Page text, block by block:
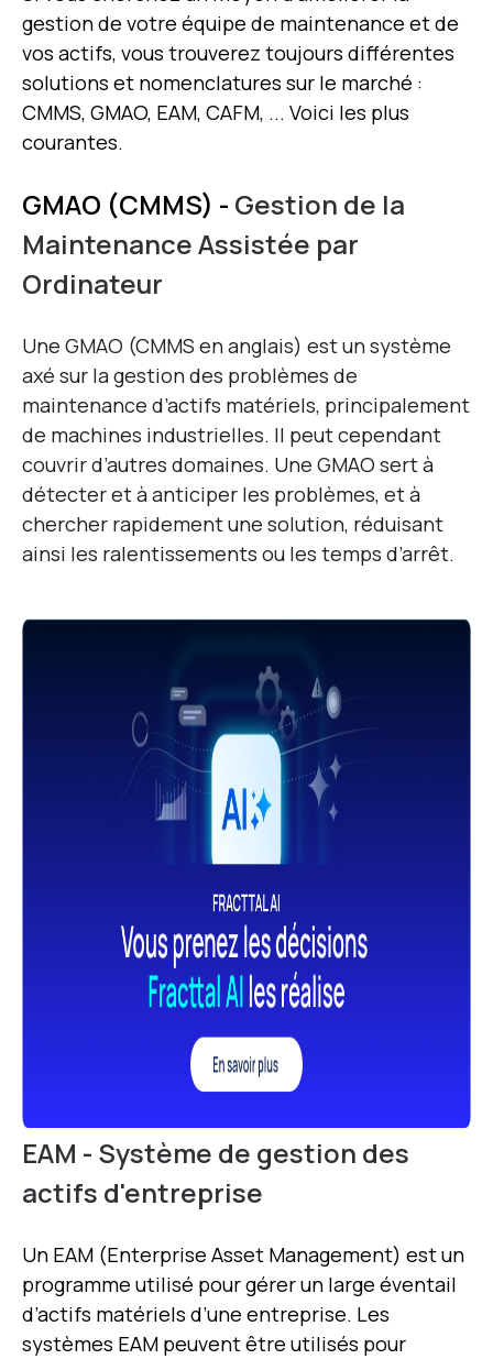
gestion de votre équipe de maintenance et de
vos actifs, vous trouverez toujours différentes
solutions et nomenclatures sur le marché :
CMMS, GMAO, EAM, CAFM, ... Voici les plus
courantes.
GMAO (CMMS) - Gestion de la
Maintenance Assistée par
Ordinateur
Une GMAO (CMMS en anglais) est un système
axé sur la gestion des problèmes de
maintenance d’actifs matériels, principalement
de machines industrielles. Il peut cependant
couvrir d’autres domaines. Une GMAO sert à
détecter et à anticiper les problèmes, et à
chercher rapidement une solution, réduisant
ainsi les ralentissements ou les temps d’arrêt.
EAM - Système de gestion des
actifs d'entreprise
Un EAM (Enterprise Asset Management) est un
programme utilisé pour gérer un large éventail
d’actifs matériels d’une entreprise. Les
systèmes EAM peuvent être utilisés pour